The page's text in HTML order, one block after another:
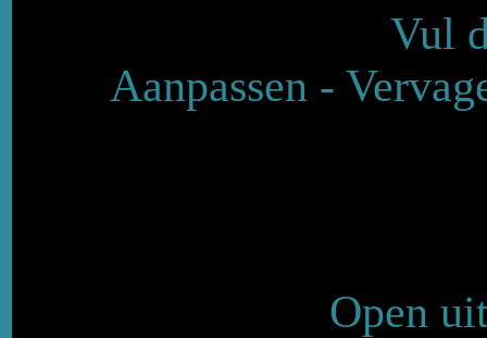
Vul
Aanpassen -
Open